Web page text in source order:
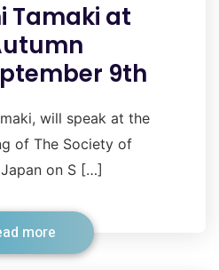
Tamaki at
9th
will speak at the
of The Society of
on S […]
more